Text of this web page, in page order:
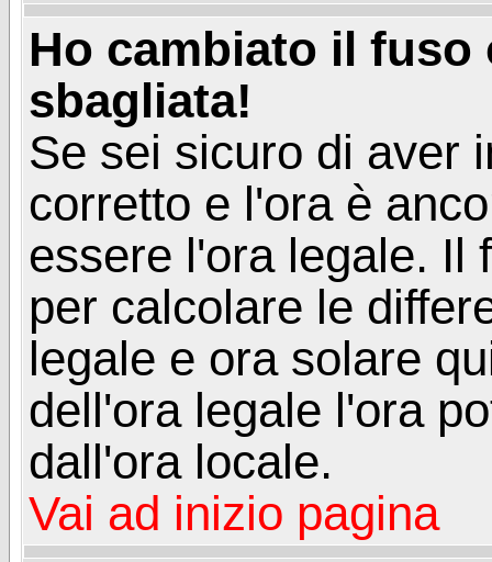
Ho cambiato il fuso
sbagliata!
Se sei sicuro di aver
corretto e l'ora è
essere l'ora legale. Il
per calcolare le
legale e ora solare
dell'ora legale l'ora
dall'ora locale.
Vai ad inizio pagina